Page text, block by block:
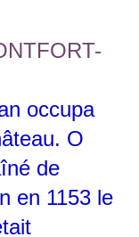
occupa
O
de
en 1153 le